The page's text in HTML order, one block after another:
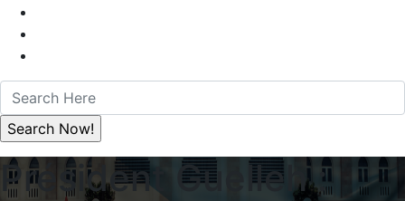
Président Guelleh :